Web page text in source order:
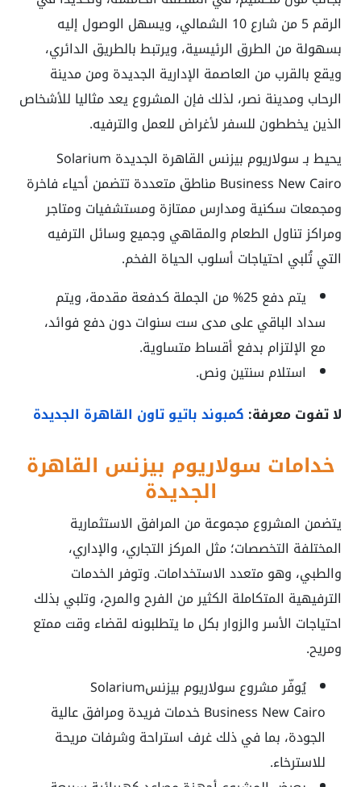
الرقم 5 من شارع 10 الشمالي، ويسهل الوصول إليه
بسهولة من الطرق الرئيسية، ويرتبط بالطريق الدائري،
ويقع بالقرب من العاصمة الإدارية الجديدة ومن مدينة
الرحاب ومدينة نصر، لذلك فإن المشروع يعد مثاليا للأشخاص
الذين يخططون للسفر لأغراض للعمل والترفيه.
يحيط بـ سولاريوم بيزنس القاهرة الجديدة Solarium
Business New Cairo مناطق متعددة تتضمن أحياء فاخرة
ومجمعات سكنية ومدارس ممتازة ومستشفيات ومتاجر
ومراكز تناول الطعام والمقاهي وجميع وسائل الترفيه
التي تُلبي احتياجات أسلوب الحياة الفخم.
يتم دفع 25% من الجملة كدفعة مقدمة، ويتم
سداد الباقي على مدى ست سنوات دون دفع فوائد،
مع الإلتزام بدفع أقساط متساوية.
استلام سنتين ونص.
لا تفوت معرفة: كمبوند باتيو تاون القاهرة الجديدة
خدامات سولاريوم بيزنس القاهرة
الجديدة
يتضمن المشروع مجموعة من المرافق الاستثمارية
المختلفة التخصصات؛ مثل المركز التجاري، والإداري،
والطبي، وهو متعدد الاستخدامات. وتوفر الخدمات
الترفيهية المتكاملة الكثير من الفرح والمرح، وتلبي بذلك
احتياجات الأسر والزوار بكل ما يتطلبونه لقضاء وقت ممتع
ومريح.
يُوفّر مشروع سولاريوم بيزنسSolarium
Business New Cairo خدمات فريدة ومرافق عالية
الجودة، بما في ذلك غرف استراحة وشرفات مريحة
للاسترخاء.